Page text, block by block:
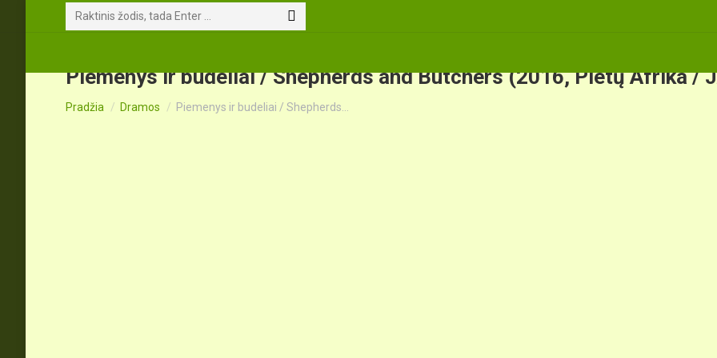
Search:
Piemenys ir budeliai / Shepherds and Butchers (2016, Pietų Afrika /
You are here:
Pradžia Dramos Piemenys ir budeliai / Shepherds…